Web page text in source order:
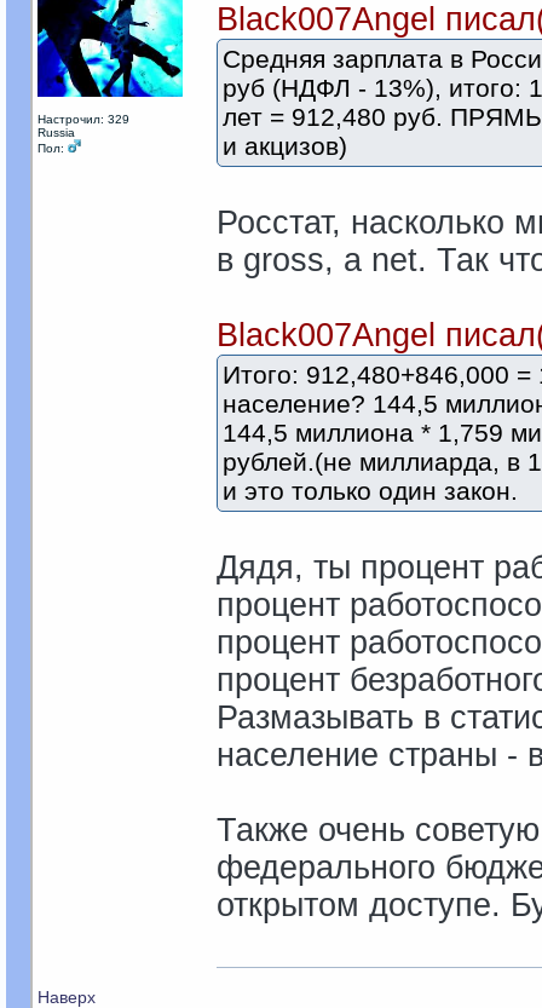
Настрочил: 329
Russia
Пол:
Black007Angel
Средняя зарплата в
руб (НДФЛ - 13%), итого:
лет = 912,480 руб.
и акцизов)
Росстат, насколько
в gross, а net. Так
Black007Angel
Итого: 912,480+846,000 =
население? 144,5
144,5 миллиона * 1,759
рублей.(не миллиарда, в
и это только один закон.
Дядя, ты процент
процент
процент
процент
Размазывать в
население страны -
Также очень
федерального
открытом доступе.
Наверх